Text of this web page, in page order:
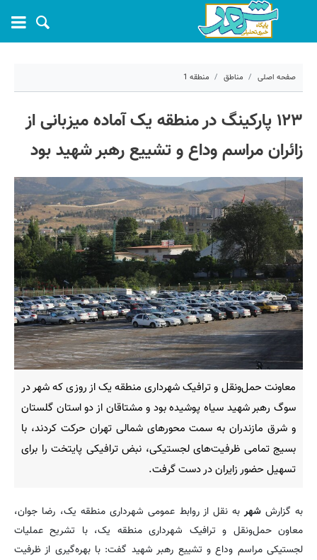
صفحه اصلی مناطق منطقه 1
کد مطلب: 83111
۱۲۳ پارکینگ در منطقه یک آماده میزبانی از
زائران مراسم وداع و تشییع رهبر شهید بود
معاونت حمل‌ونقل و ترافیک شهرداری منطقه یک از روزی که شهر در
سوگ رهبر شهید سیاه پوشیده بود و مشتاقان از دو استان گلستان
و شرق مازندران به سمت محورهای شمالی تهران حرکت کردند، با
بسیج تمامی ظرفیت‌های لجستیکی، نبض ترافیکی پایتخت را برای
تسهیل حضور زایران در دست گرفت.
به گزارششهر به نقل از روابط عمومی شهرداری منطقه یک، رضا جوان،
معاون حمل‌ونقل و ترافیک شهرداری منطقه یک، با تشریح عملیات
لجستیکی مراسم وداع و تشییع رهبر شهید گفت: با بهره‌گیری از ظرفیت